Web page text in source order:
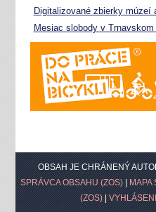
Digitalizované zbierky múzeí
Mesiac slobody v Trnavskom
OBSAH JE CHRÁNENÝ
SPRÁVCA OBSAHU (ZOS)
MAPA
(ZOS)